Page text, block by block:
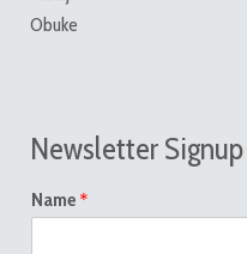
Obuke
Newsletter
Name *